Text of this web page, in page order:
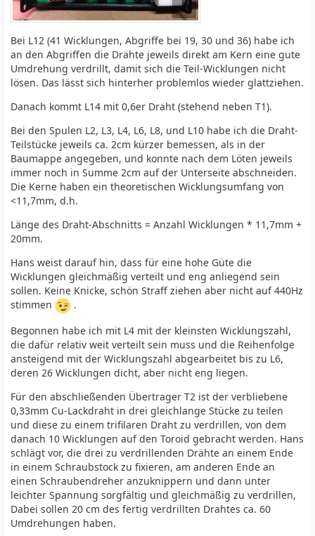
Bei L12 (41 Wicklungen, Abgriffe bei 19, 30 und 36) habe ich
an den Abgriffen die Drähte jeweils direkt am Kern eine gute
Umdrehung verdrillt, damit sich die Teil-Wicklungen nicht
lösen. Das lässt sich hinterher problemlos wieder glattziehen.
Danach kommt L14 mit 0,6er Draht (stehend neben T1).
Bei den Spulen L2, L3, L4, L6, L8, und L10 habe ich die Draht-
Teilstücke jeweils ca. 2cm kürzer bemessen, als in der
Baumappe angegeben, und konnte nach dem Löten jeweils
immer noch in Summe 2cm auf der Unterseite abschneiden.
Die Kerne haben ein theoretischen Wicklungsumfang von
<11,7mm, d.h.
Länge des Draht-Abschnitts = Anzahl Wicklungen * 11,7mm +
20mm.
Hans weist darauf hin, dass für eine hohe Güte die
Wicklungen gleichmäßig verteilt und eng anliegend sein
sollen. Keine Knicke, schön Straff ziehen aber nicht auf 440Hz
stimmen
.
Begonnen habe ich mit L4 mit der kleinsten Wicklungszahl,
die dafür relativ weit verteilt sein muss und die Reihenfolge
ansteigend mit der Wicklungszahl abgearbeitet bis zu L6,
deren 26 Wicklungen dicht, aber nicht eng liegen.
Für den abschließenden Übertrager T2 ist der verbliebene
0,33mm Cu-Lackdraht in drei gleichlange Stücke zu teilen
und diese zu einem trifilaren Draht zu verdrillen, von dem
danach 10 Wicklungen auf den Toroid gebracht werden. Hans
schlägt vor, die drei zu verdrillenden Drähte an einem Ende
in einem Schraubstock zu fixieren, am anderen Ende an
einen Schraubendreher anzuknippern und dann unter
leichter Spannung sorgfältig und gleichmäßig zu verdrillen,
Dabei sollen 20 cm des fertig verdrillten Drahtes ca. 60
Umdrehungen haben.